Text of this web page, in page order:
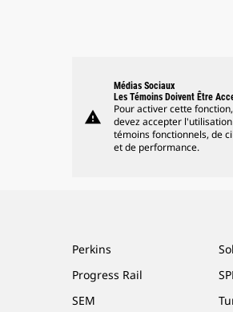
warning
Médias Sociaux
Les Témoins Doivent Être
Pour activer cette
devez accepter
témoins fonctionnels, de
et de performance.
Perkins
Progress Rail
SEM